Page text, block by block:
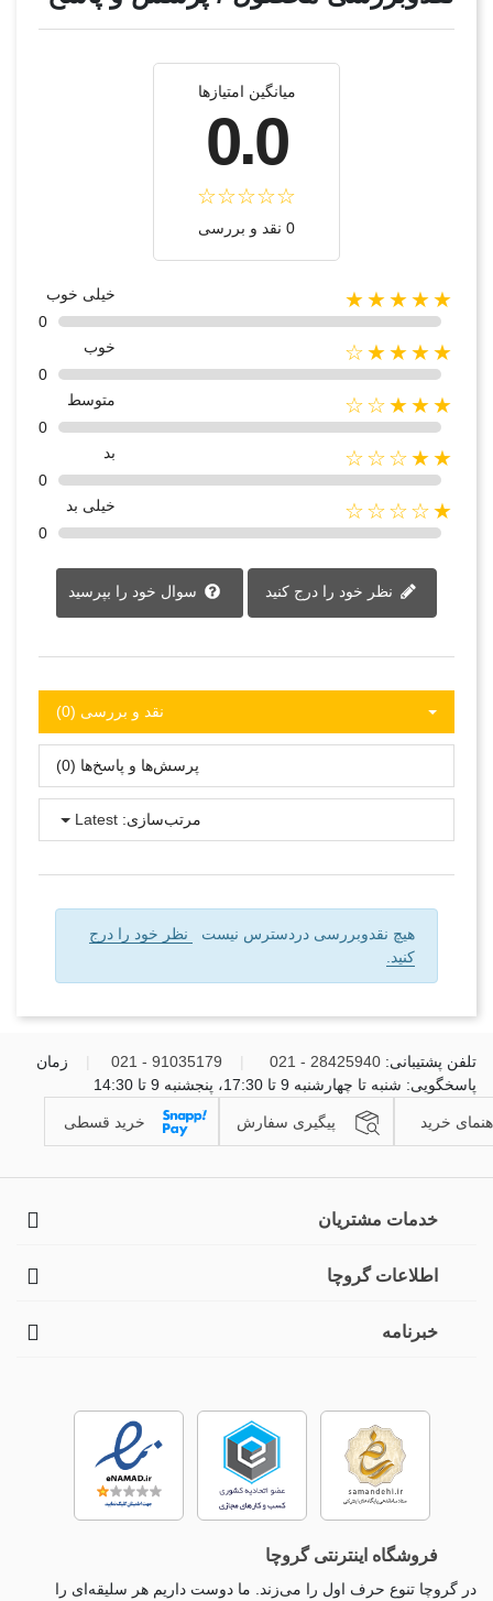
میانگین امتیازها
0.0
0 نقد و بررسی
★★★★★
خیلی خوب
0
★★★★☆
خوب
0
★★★☆☆
متوسط
0
★★☆☆☆
بد
0
★☆☆☆☆
خیلی بد
0
سوال خود را بپرسید
نقد و بررسی‌‌ (0)
پرسش‌ها و پاسخ‌ها (0)
مرتب‌سازی: Latest
هیچ نقدوبررسی دردسترس نیست
نظر خود را درج
کنید.
تلفن پشتیبانی: 28425940 - 021
91035179 - 021
زمان
پاسخگویی: شنبه تا چهارشنبه 9 تا 17:30، پنجشنبه 9 تا 14:30
خرید پیگیری سفارش خرید قسطی
خدمات مشتریان
اطلاعات گروچا
خبرنامه
فروشگاه اینترنتی گروچا
در گروچا تنوع حرف اول را می‌زند. ما دوست داریم هر سلیقه‌ای را